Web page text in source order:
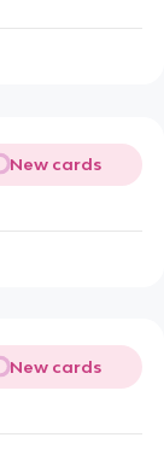
New cards
New cards